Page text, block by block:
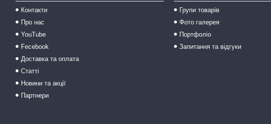
Контакти
Про нас
YouTube
Fecebook
Доставка та оплата
Статті
Новини та акції
Партнери
Групи товарів
Фото галерея
Портфоліо
Запитання та відгуки